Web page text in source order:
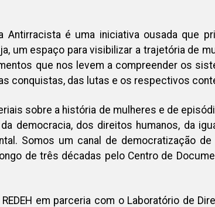
Antirracista é uma iniciativa ousada que
um espaço para visibilizar a trajetória de
que nos levem a compreender os
conquistas, das lutas e os respectivos
sobre a história de mulheres e de
democracia, dos direitos humanos, da
Somos um canal de democratização
de três décadas pelo Centro de
em parceria com o Laboratório de